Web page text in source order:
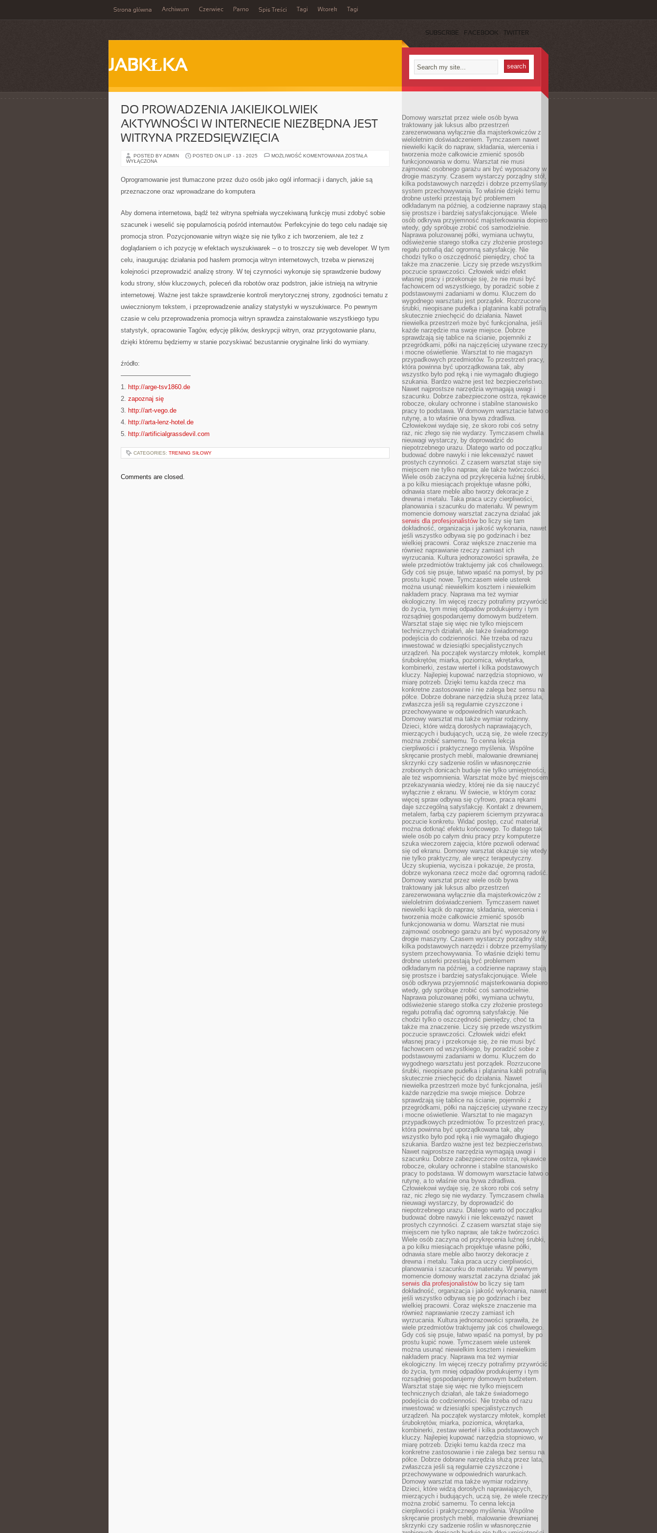
Strona główna Archiwum Czerwiec Parno Spis Treści Tagi Wtorek Tagi
SUBSCRIBE FACEBOOK TWITTER
JABKŁKA
DO PROWADZENIA JAKIEJKOLWIEK
AKTYWNOŚCI W INTERNECIE NIEZBĘDNA JEST
WITRYNA PRZEDSIĘWZIĘCIA
POSTED BY ADMIN POSTED ON LIP - 13 - 2025 MOŻLIWOŚĆ KOMENTOWANIA DO
INTERNECIE
ZOSTAŁA
WYŁĄCZONA
Oprogramowanie jest tłumaczone przez dużo osób jako ogól informacji i danych, jakie są
przeznaczone oraz wprowadzane do komputera
Aby domena internetowa, bądź też witryna spełniała wyczekiwaną funkcję musi zdobyć sobie
szacunek i weselić się popularnością pośród internautów. Perfekcyjnie do tego celu nadaje się
promocja stron. Pozycjonowanie witryn wiąże się nie tylko z ich tworzeniem, ale też z
doglądaniem o ich pozycję w efektach wyszukiwarek – o to troszczy się web developer. W tym
celu, inaugurując działania pod hasłem promocja witryn internetowych, trzeba w pierwszej
kolejności przeprowadzić analizę strony. W tej czynności wykonuje się sprawdzenie budowy
kodu strony, słów kluczowych, poleceń dla robotów oraz podstron, jakie istnieją na witrynie
internetowej. Ważne jest także sprawdzenie kontroli merytorycznej strony, zgodności tematu z
uwiecznionym tekstem, i przeprowadzenie analizy statystyki w wyszukiwarce. Po pewnym
czasie w celu przeprowadzenia promocja witryn sprawdza zainstalowanie wszystkiego typu
statystyk, opracowanie Tagów, edycję plików, deskrypcji witryn, oraz przygotowanie planu,
dzięki któremu będziemy w stanie pozyskiwać bezustannie oryginalne linki do wymiany.
źródło:
———————————
1. http://arge-tsv1860.de
2. zapoznaj się
3. http://art-vego.de
4. http://arta-lenz-hotel.de
5. http://artificialgrassdevil.com
CATEGORIES: TRENING SIŁOWY
Comments are closed.
Domowy warsztat przez wiele osób bywa
traktowany jak luksus albo przestrzeń
zarezerwowana wyłącznie dla majsterkowiczów z
wieloletnim doświadczeniem. Tymczasem nawet
niewielki kącik do napraw, składania, wiercenia i
tworzenia może całkowicie zmienić sposób
funkcjonowania w domu. Warsztat nie musi
zajmować osobnego garażu ani być wyposażony w
drogie maszyny. Czasem wystarczy porządny stół,
kilka podstawowych narzędzi i dobrze przemyślany
system przechowywania. To właśnie dzięki temu
drobne usterki przestają być problemem
odkładanym na później, a codzienne naprawy stają
się prostsze i bardziej satysfakcjonujące. Wiele
osób odkrywa przyjemność majsterkowania dopiero
wtedy, gdy spróbuje zrobić coś samodzielnie.
Naprawa poluzowanej półki, wymiana uchwytu,
odświeżenie starego stołka czy złożenie prostego
regału potrafią dać ogromną satysfakcję. Nie
chodzi tylko o oszczędność pieniędzy, choć ta
także ma znaczenie. Liczy się przede wszystkim
poczucie sprawczości. Człowiek widzi efekt
własnej pracy i przekonuje się, że nie musi być
fachowcem od wszystkiego, by poradzić sobie z
podstawowymi zadaniami w domu. Kluczem do
wygodnego warsztatu jest porządek. Rozrzucone
śrubki, nieopisane pudełka i plątanina kabli potrafią
skutecznie zniechęcić do działania. Nawet
niewielka przestrzeń może być funkcjonalna, jeśli
każde narzędzie ma swoje miejsce. Dobrze
sprawdzają się tablice na ścianie, pojemniki z
przegródkami, półki na najczęściej używane rzeczy
i mocne oświetlenie. Warsztat to nie magazyn
przypadkowych przedmiotów. To przestrzeń pracy,
która powinna być uporządkowana tak, aby
wszystko było pod ręką i nie wymagało długiego
szukania. Bardzo ważne jest też bezpieczeństwo.
Nawet najprostsze narzędzia wymagają uwagi i
szacunku. Dobrze zabezpieczone ostrza, rękawice
robocze, okulary ochronne i stabilne stanowisko
pracy to podstawa. W domowym warsztacie łatwo o
rutynę, a to właśnie ona bywa zdradliwa.
Człowiekowi wydaje się, że skoro robi coś setny
raz, nic złego się nie wydarzy. Tymczasem chwila
nieuwagi wystarczy, by doprowadzić do
niepotrzebnego urazu. Dlatego warto od początku
budować dobre nawyki i nie lekceważyć nawet
prostych czynności. Z czasem warsztat staje się
miejscem nie tylko napraw, ale także twórczości.
Wiele osób zaczyna od przykręcenia luźnej śrubki,
a po kilku miesiącach projektuje własne półki,
odnawia stare meble albo tworzy dekoracje z
drewna i metalu. Taka praca uczy cierpliwości,
planowania i szacunku do materiału. W pewnym
momencie domowy warsztat zaczyna działać jak
serwis dla profesjonalistówbo liczy się tam
dokładność, organizacja i jakość wykonania, nawet
jeśli wszystko odbywa się po godzinach i bez
wielkiej pracowni. Coraz większe znaczenie ma
również naprawianie rzeczy zamiast ich
wyrzucania. Kultura jednorazowości sprawiła, że
wiele przedmiotów traktujemy jak coś chwilowego.
Gdy coś się psuje, łatwo wpaść na pomysł, by po
prostu kupić nowe. Tymczasem wiele usterek
można usunąć niewielkim kosztem i niewielkim
nakładem pracy. Naprawa ma też wymiar
ekologiczny. Im więcej rzeczy potrafimy przywrócić
do życia, tym mniej odpadów produkujemy i tym
rozsądniej gospodarujemy domowym budżetem.
Warsztat staje się więc nie tylko miejscem
technicznych działań, ale także świadomego
podejścia do codzienności. Nie trzeba od razu
inwestować w dziesiątki specjalistycznych
urządzeń. Na początek wystarczy młotek, komplet
śrubokrętów, miarka, poziomica, wkrętarka,
kombinerki, zestaw wierteł i kilka podstawowych
kluczy. Najlepiej kupować narzędzia stopniowo, w
miarę potrzeb. Dzięki temu każda rzecz ma
konkretne zastosowanie i nie zalega bez sensu na
półce. Dobrze dobrane narzędzia służą przez lata,
zwłaszcza jeśli są regularnie czyszczone i
przechowywane w odpowiednich warunkach.
Domowy warsztat ma także wymiar rodzinny.
Dzieci, które widzą dorosłych naprawiających,
mierzących i budujących, uczą się, że wiele rzeczy
można zrobić samemu. To cenna lekcja
cierpliwości i praktycznego myślenia. Wspólne
skręcanie prostych mebli, malowanie drewnianej
skrzynki czy sadzenie roślin w własnoręcznie
zrobionych donicach buduje nie tylko umiejętności,
ale też wspomnienia. Warsztat może być miejscem
przekazywania wiedzy, której nie da się nauczyć
wyłącznie z ekranu. W świecie, w którym coraz
więcej spraw odbywa się cyfrowo, praca rękami
daje szczególną satysfakcję. Kontakt z drewnem,
metalem, farbą czy papierem ściernym przywraca
poczucie konkretu. Widać postęp, czuć materiał,
można dotknąć efektu końcowego. To dlatego tak
wiele osób po całym dniu pracy przy komputerze
szuka wieczorem zajęcia, które pozwoli oderwać
się od ekranu. Domowy warsztat okazuje się wtedy
nie tylko praktyczny, ale wręcz terapeutyczny.
Uczy skupienia, wycisza i pokazuje, że prosta,
dobrze wykonana rzecz może dać ogromną radość.
Domowy warsztat przez wiele osób bywa
traktowany jak luksus albo przestrzeń
zarezerwowana wyłącznie dla majsterkowiczów z
wieloletnim doświadczeniem. Tymczasem nawet
niewielki kącik do napraw, składania, wiercenia i
tworzenia może całkowicie zmienić sposób
funkcjonowania w domu. Warsztat nie musi
zajmować osobnego garażu ani być wyposażony w
drogie maszyny. Czasem wystarczy porządny stół,
kilka podstawowych narzędzi i dobrze przemyślany
system przechowywania. To właśnie dzięki temu
drobne usterki przestają być problemem
odkładanym na później, a codzienne naprawy stają
się prostsze i bardziej satysfakcjonujące. Wiele
osób odkrywa przyjemność majsterkowania dopiero
wtedy, gdy spróbuje zrobić coś samodzielnie.
Naprawa poluzowanej półki, wymiana uchwytu,
odświeżenie starego stołka czy złożenie prostego
regału potrafią dać ogromną satysfakcję. Nie
chodzi tylko o oszczędność pieniędzy, choć ta
także ma znaczenie. Liczy się przede wszystkim
poczucie sprawczości. Człowiek widzi efekt
własnej pracy i przekonuje się, że nie musi być
fachowcem od wszystkiego, by poradzić sobie z
podstawowymi zadaniami w domu. Kluczem do
wygodnego warsztatu jest porządek. Rozrzucone
śrubki, nieopisane pudełka i plątanina kabli potrafią
skutecznie zniechęcić do działania. Nawet
niewielka przestrzeń może być funkcjonalna, jeśli
każde narzędzie ma swoje miejsce. Dobrze
sprawdzają się tablice na ścianie, pojemniki z
przegródkami, półki na najczęściej używane rzeczy
i mocne oświetlenie. Warsztat to nie magazyn
przypadkowych przedmiotów. To przestrzeń pracy,
która powinna być uporządkowana tak, aby
wszystko było pod ręką i nie wymagało długiego
szukania. Bardzo ważne jest też bezpieczeństwo.
Nawet najprostsze narzędzia wymagają uwagi i
szacunku. Dobrze zabezpieczone ostrza, rękawice
robocze, okulary ochronne i stabilne stanowisko
pracy to podstawa. W domowym warsztacie łatwo o
rutynę, a to właśnie ona bywa zdradliwa.
Człowiekowi wydaje się, że skoro robi coś setny
raz, nic złego się nie wydarzy. Tymczasem chwila
nieuwagi wystarczy, by doprowadzić do
niepotrzebnego urazu. Dlatego warto od początku
budować dobre nawyki i nie lekceważyć nawet
prostych czynności. Z czasem warsztat staje się
miejscem nie tylko napraw, ale także twórczości.
Wiele osób zaczyna od przykręcenia luźnej śrubki,
a po kilku miesiącach projektuje własne półki,
odnawia stare meble albo tworzy dekoracje z
drewna i metalu. Taka praca uczy cierpliwości,
planowania i szacunku do materiału. W pewnym
momencie domowy warsztat zaczyna działać jak
serwis dla profesjonalistówbo liczy się tam
dokładność, organizacja i jakość wykonania, nawet
jeśli wszystko odbywa się po godzinach i bez
wielkiej pracowni. Coraz większe znaczenie ma
również naprawianie rzeczy zamiast ich
wyrzucania. Kultura jednorazowości sprawiła, że
wiele przedmiotów traktujemy jak coś chwilowego.
Gdy coś się psuje, łatwo wpaść na pomysł, by po
prostu kupić nowe. Tymczasem wiele usterek
można usunąć niewielkim kosztem i niewielkim
nakładem pracy. Naprawa ma też wymiar
ekologiczny. Im więcej rzeczy potrafimy przywrócić
do życia, tym mniej odpadów produkujemy i tym
rozsądniej gospodarujemy domowym budżetem.
Warsztat staje się więc nie tylko miejscem
technicznych działań, ale także świadomego
podejścia do codzienności. Nie trzeba od razu
inwestować w dziesiątki specjalistycznych
urządzeń. Na początek wystarczy młotek, komplet
śrubokrętów, miarka, poziomica, wkrętarka,
kombinerki, zestaw wierteł i kilka podstawowych
kluczy. Najlepiej kupować narzędzia stopniowo, w
miarę potrzeb. Dzięki temu każda rzecz ma
konkretne zastosowanie i nie zalega bez sensu na
półce. Dobrze dobrane narzędzia służą przez lata,
zwłaszcza jeśli są regularnie czyszczone i
przechowywane w odpowiednich warunkach.
Domowy warsztat ma także wymiar rodzinny.
Dzieci, które widzą dorosłych naprawiających,
mierzących i budujących, uczą się, że wiele rzeczy
można zrobić samemu. To cenna lekcja
cierpliwości i praktycznego myślenia. Wspólne
skręcanie prostych mebli, malowanie drewnianej
skrzynki czy sadzenie roślin w własnoręcznie